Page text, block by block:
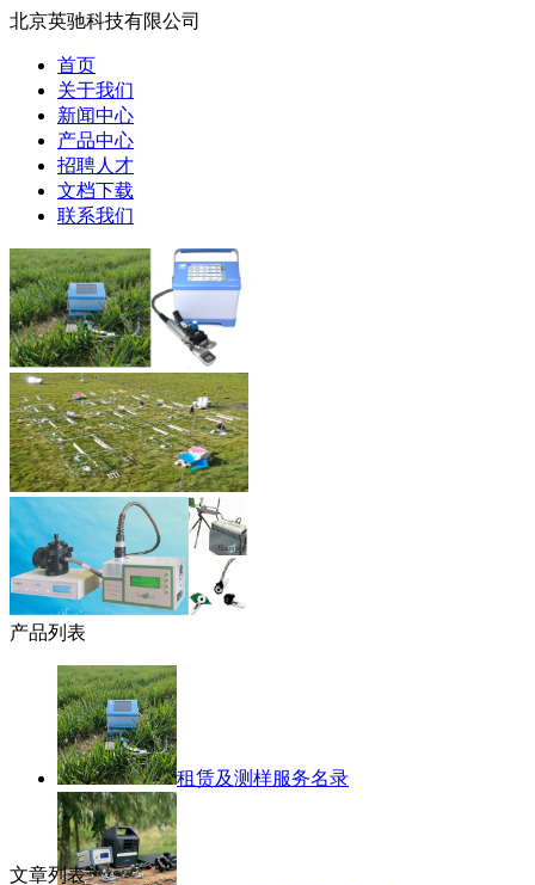
北京英驰科技有限公司
首页
关于我们
新闻中心
产品中心
招聘人才
文档下载
联系我们
产品列表
租赁及测样服务名录
文章列表